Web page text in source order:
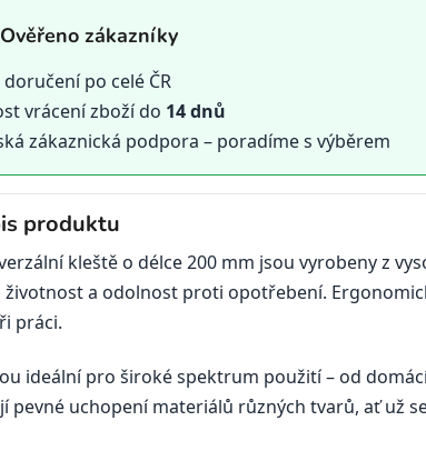
zákazníky
doručení po celé ČR
vrácení zboží do 14 dnů
zákaznická podpora – poradíme s výběrem
produktu
kleště o délce 200 mm jsou vyrobeny z
a odolnost proti opotřebení.
práci.
ideální pro široké spektrum použití – od
pevné uchopení materiálů různých tvarů, ať už